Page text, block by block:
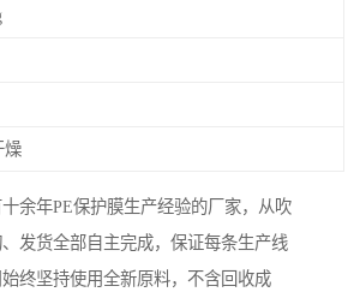
燥
余年PE保护膜生产经验的厂家，从吹
发货全部自主完成，保证每条生产线
终坚持使用全新原料，不含回收成